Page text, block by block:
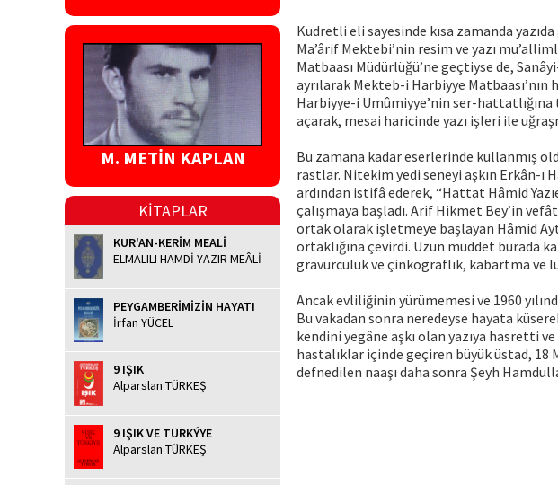
M. METİN KAPLAN
KİTAPLAR
KUR'AN-KERİM MEALİ
ELMALILI HAMDİ YAZIR MEÂLİ
PEYGAMBERİMİZİN HAYATI
İrfan YÜCEL
9 IŞIK
Alparslan TÜRKEŞ
9 IŞIK VE TÜRKÝYE
Alparslan TÜRKEŞ
Kudretli eli sayesinde kısa zamanda
Ma’ârif Mektebi’nin resim ve yazı
Matbaası Müdürlüğü’ne geçtiyse de,
ayrılarak Mekteb-i Harbiyye Matbaası’nın
Harbiyye-i Umûmiyye’nin ser-
açarak, mesai haricinde yazı işleri ile
Bu zamana kadar eserlerinde kullanmış
rastlar. Nitekim yedi seneyi aşkın Erkân-ı
ardından istifâ ederek, “Hattat Hâmid
çalışmaya başladı. Arif Hikmet Bey’in
ortak olarak işletmeye başlayan Hâmid
ortaklığına çevirdi. Uzun müddet burada
gravürcülük ve çinkograflık, kabartma ve
Ancak evliliğinin yürümemesi ve 1960
Bu vakadan sonra neredeyse hayata
kendini yegâne aşkı olan yazıya hasretti ve
hastalıklar içinde geçiren büyük üstad, 18
defnedilen naaşı daha sonra Şeyh